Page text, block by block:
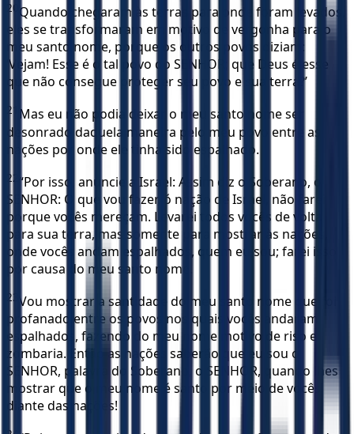
20 Quando chegaram às terras para onde foram levados,
eles se transformaram em motivo de vergonha para o
meu santo nome, porque os outros povos diziam:
‘Vejam! Esse é o tal povo do SENHOR; que Deus é esse
que não consegue proteger seu povo e sua terra?’
21
Mas eu não podia deixar o meu santo nome ser
desonrado daquela maneira pelo meu povo entre as
nações por onde ele tinha sido espalhado.
22 “Por isso, anuncie a Israel: Assim diz o Soberano, o
SENHOR: O que vou fazer, ó nação de Israel, não farei
porque vocês mereçam. Levarei todos vocês de volta
para sua terra, mas somente para mostrar às nações,
onde vocês andam espalhados, quem eu sou; farei isso
por causa do meu santo nome.
23 Vou mostrar a santidade do meu santo nome que foi
profanado entre os povos nos quais vocês andaram
espalhados, fazendo do meu nome motivo de riso e
zombaria. Então as nações saberão que eu sou o
SENHOR, palavra do Soberano, o SENHOR, quando lhes
mostrar que o meu nome é santo por meio de vocês
diante das nações!